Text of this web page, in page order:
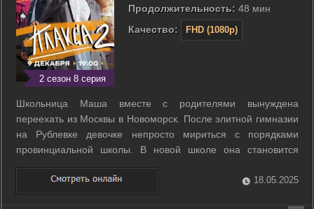
2 сезон 8 серия
Продолжительность: 48 мин
Качество:
FHD (1080p)
Школьница Маша вместе с родителями вынуждена
переехать из Москвы в Новоморск. После элитной гимназии
на Рублевке девочке непросто мириться с порядками
провинциальной школы. В новой школе она становится
жертвой буллинга - изощренного психологического и
физического преследования со стороны одноклассниц. Оно
становится особенно жестким из-за чувств, ...
18.05.2025